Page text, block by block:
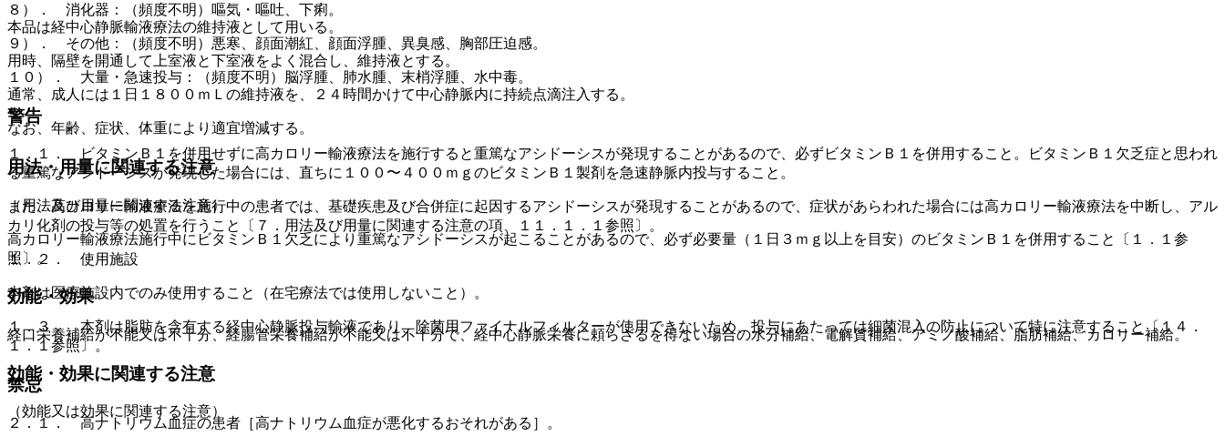
８）． 消化器：（頻度不明）嘔気・嘔吐、下痢。
９）． その他：（頻度不明）悪寒、顔面潮紅、顔面浮腫、異臭感、胸部圧迫感。
１０）． 大量・急速投与：（頻度不明）脳浮腫、肺水腫、末梢浮腫、水中毒。
警告
１．１． ビタミンＢ１を併用せずに高カロリー輸液療法を施行すると重篤なアシドーシスが発現することがあるので、必ずビタミンＢ１を併用すること。ビタミンＢ１欠乏症と思われ
る重篤なアシドーシスが発現した場合には、直ちに１００〜４００ｍｇのビタミンＢ１製剤を急速静脈内投与すること。
また、高カロリー輸液療法を施行中の患者では、基礎疾患及び合併症に起因するアシドーシスが発現することがあるので、症状があらわれた場合には高カロリー輸液療法を中断し、アル
カリ化剤の投与等の処置を行うこと〔７．用法及び用量に関連する注意の項、１１．１．１参照〕。
１．２． 使用施設
本剤は医療施設内でのみ使用すること（在宅療法では使用しないこと）。
１．３． 本剤は脂肪を含有する経中心静脈投与輸液であり、除菌用ファイナルフィルターが使用できないため、投与にあたっては細菌混入の防止について特に注意すること〔１４．
１．１参照〕。
禁忌
２．１． 高ナトリウム血症の患者［高ナトリウム血症が悪化するおそれがある］。
本品は経中心静脈輸液療法の維持液として用いる。
用時、隔壁を開通して上室液と下室液をよく混合し、維持液とする。
通常、成人には１日１８００ｍＬの維持液を、２４時間かけて中心静脈内に持続点滴注入する。
なお、年齢、症状、体重により適宜増減する。
用法・用量に関連する注意
（用法及び用量に関連する注意）
高カロリー輸液療法施行中にビタミンＢ１欠乏により重篤なアシドーシスが起こることがあるので、必ず必要量（１日３ｍｇ以上を目安）のビタミンＢ１を併用すること〔１．１参
照〕。
効能・効果
経口栄養補給が不能又は不十分、経腸管栄養補給が不能又は不十分で、経中心静脈栄養に頼らざるを得ない場合の水分補給、電解質補給、アミノ酸補給、脂肪補給、カロリー補給。
効能・効果に関連する注意
（効能又は効果に関連する注意）